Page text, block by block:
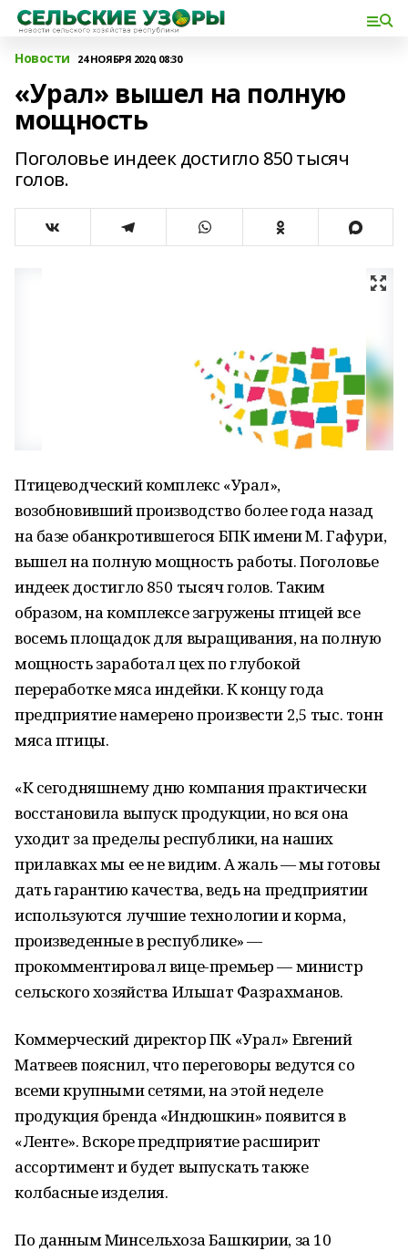
Новости 24 НОЯБРЯ 2020, 08:30
«Урал» вышел на полную
мощность
Поголовье индеек достигло 850 тысяч
голов.
Птицеводческий комплекс «Урал»,
возобновивший производство более года назад
на базе обанкротившегося БПК имени М. Гафури,
вышел на полную мощность работы. Поголовье
индеек достигло 850 тысяч голов. Таким
образом, на комплексе загружены птицей все
восемь площадок для выращивания, на полную
мощность заработал цех по глубокой
переработке мяса индейки. К концу года
предприятие намерено произвести 2,5 тыс. тонн
мяса птицы.
«К сегодняшнему дню компания практически
восстановила выпуск продукции, но вся она
уходит за пределы республики, на наших
прилавках мы ее не видим. А жаль — мы готовы
дать гарантию качества, ведь на предприятии
используются лучшие технологии и корма,
произведенные в республике» —
прокомментировал вице-премьер — министр
сельского хозяйства Ильшат Фазрахманов.
Коммерческий директор ПК «Урал» Евгений
Матвеев пояснил, что переговоры ведутся со
всеми крупными сетями, на этой неделе
продукция бренда «Индюшкин» появится в
«Ленте». Вскоре предприятие расширит
ассортимент и будет выпускать также
колбасные изделия.
По данным Минсельхоза Башкирии, за 10